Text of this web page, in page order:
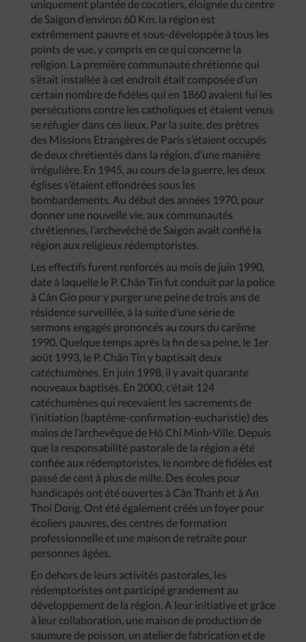
uniquement plantée de cocotiers, éloignée du centre
de Saigon d’environ 60 Km, la région est
extrêmement pauvre et sous-développée à tous les
points de vue, y compris en ce qui concerne la
religion. La première communauté chrétienne qui
s’était installée à cet endroit était composée d’un
certain nombre de fidèles qui en 1860 avaient fui les
persécutions contre les catholiques et étaient venus
se réfugier dans ces lieux. Par la suite, des prêtres
des Missions Etrangères de Paris s’étaient occupés
de deux chrétientés dans la région, d’une manière
irrégulière. En 1945, au cours de la guerre, les deux
églises s’étaient effondrées sous les
bombardements. Au début des années 1970, pour
donner une nouvelle vie, aux communautés
chrétiennes, l’archevêché de Saigon avait confié la
région aux religieux rédemptoristes.
Les effectifs furent renforcés au mois de juin 1990,
date à laquelle le P. Chân Tin fut conduit par la police
à Cân Gio pour y purger une peine de trois ans de
résidence surveillée, à la suite d’une série de
sermons engagés prononcés au cours du carême
1990. Quelque temps après la fin de sa peine, le 1er
août 1993, le P. Chân Tin y baptisait deux
catéchumènes. En juin 1998, il y avait quarante
nouveaux baptisés. En 2000, c’était 124
catéchumènes qui recevaient les sacrements de
l’initiation (baptême-confirmation-eucharistie) des
mains de l’archevêque de Hô Chi Minh-Ville. Depuis
que la responsabilité pastorale de la région a été
confiée aux rédemptoristes, le nombre de fidèles est
passé de cent à plus de mille. Des écoles pour
handicapés ont été ouvertes à Cân Thanh et à An
Thoi Dong. Ont été également créés un foyer pour
écoliers pauvres, des centres de formation
professionnelle et une maison de retraite pour
personnes âgées.
En dehors de leurs activités pastorales, les
rédemptoristes ont participé grandement au
développement de la région. A leur initiative et grâce
à leur collaboration, une maison de production de
saumure de poisson, un atelier de fabrication et de